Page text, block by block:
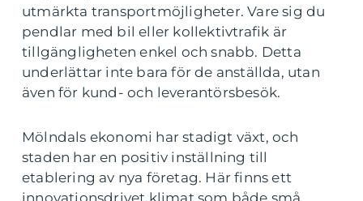
utmärkta transportmöjligheter. Vare sig du
pendlar med bil eller kollektivtrafik är
tillgängligheten enkel och snabb. Detta
underlättar inte bara för de anställda, utan
även för kund- och leverantörsbesök.
Mölndals ekonomi har stadigt växt, och
staden har en positiv inställning till
etablering av nya företag. Här finns ett
innovationsdrivet klimat som både små